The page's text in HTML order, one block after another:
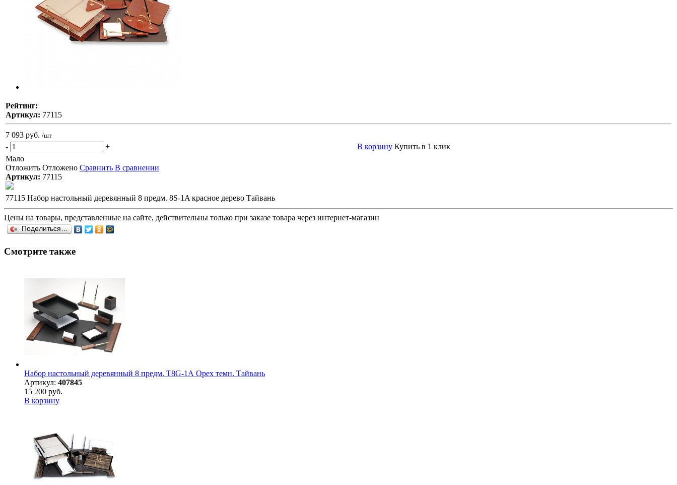
Рейтинг:
Артикул: 77115
7 093 руб. /шт
- + В корзину Купить в 1 клик
Мало
Отложить Отложено Сравнить В сравнении
Артикул: 77115
77115 Набор настольный деревянный 8 предм. 8S-1A красное дерево Тайвань
Цены на товары, представленные на сайте, действительны только при заказе товара через интернет-магазин
Поделиться…
Смотрите также
Набор настольный деревянный 8 предм. T8G-1А Орех темн. Тайвань
Артикул: 407845
15 200 руб.
В корзину